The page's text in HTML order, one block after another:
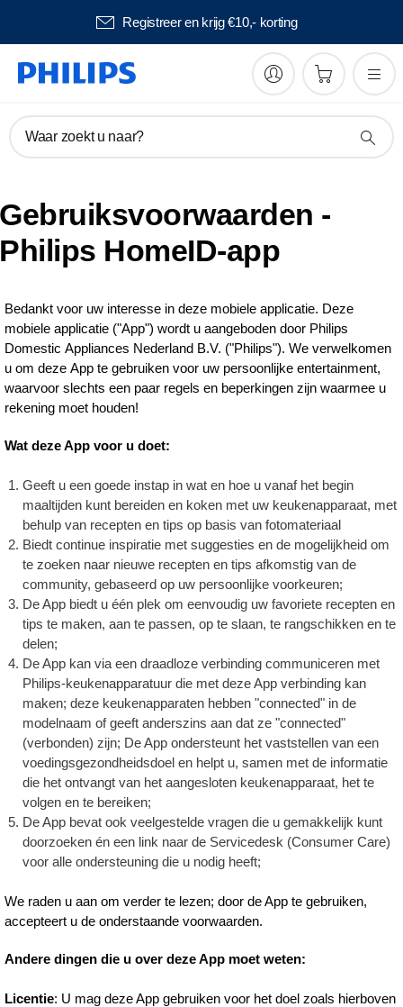
Registreer en krijg €10,- korting
Waar zoekt u naar?
Gebruiksvoorwaarden -
Philips HomeID-app
Bedankt voor uw interesse in deze mobiele applicatie. Deze
mobiele applicatie ("App") wordt u aangeboden door Philips
Domestic Appliances Nederland B.V. ("Philips"). We verwelkomen
u om deze App te gebruiken voor uw persoonlijke entertainment,
waarvoor slechts een paar regels en beperkingen zijn waarmee u
rekening moet houden!
Wat deze App voor u doet:
Geeft u een goede instap in wat en hoe u vanaf het begin
maaltijden kunt bereiden en koken met uw keukenapparaat, met
behulp van recepten en tips op basis van fotomateriaal
Biedt continue inspiratie met suggesties en de mogelijkheid om
te zoeken naar nieuwe recepten en tips afkomstig van de
community, gebaseerd op uw persoonlijke voorkeuren;
De App biedt u één plek om eenvoudig uw favoriete recepten en
tips te maken, aan te passen, op te slaan, te rangschikken en te
delen;
De App kan via een draadloze verbinding communiceren met
Philips-keukenapparatuur die met deze App verbinding kan
maken; deze keukenapparaten hebben "connected" in de
modelnaam of geeft anderszins aan dat ze "connected"
(verbonden) zijn; De App ondersteunt het vaststellen van een
voedingsgezondheidsdoel en helpt u, samen met de informatie
die het ontvangt van het aangesloten keukenapparaat, het te
volgen en te bereiken;
De App bevat ook veelgestelde vragen die u gemakkelijk kunt
doorzoeken én een link naar de Servicedesk (Consumer Care)
voor alle ondersteuning die u nodig heeft;
We raden u aan om verder te lezen; door de App te gebruiken,
accepteert u de onderstaande voorwaarden.
Andere dingen die u over deze App moet weten:
Licentie: U mag deze App gebruiken voor het doel zoals hierboven